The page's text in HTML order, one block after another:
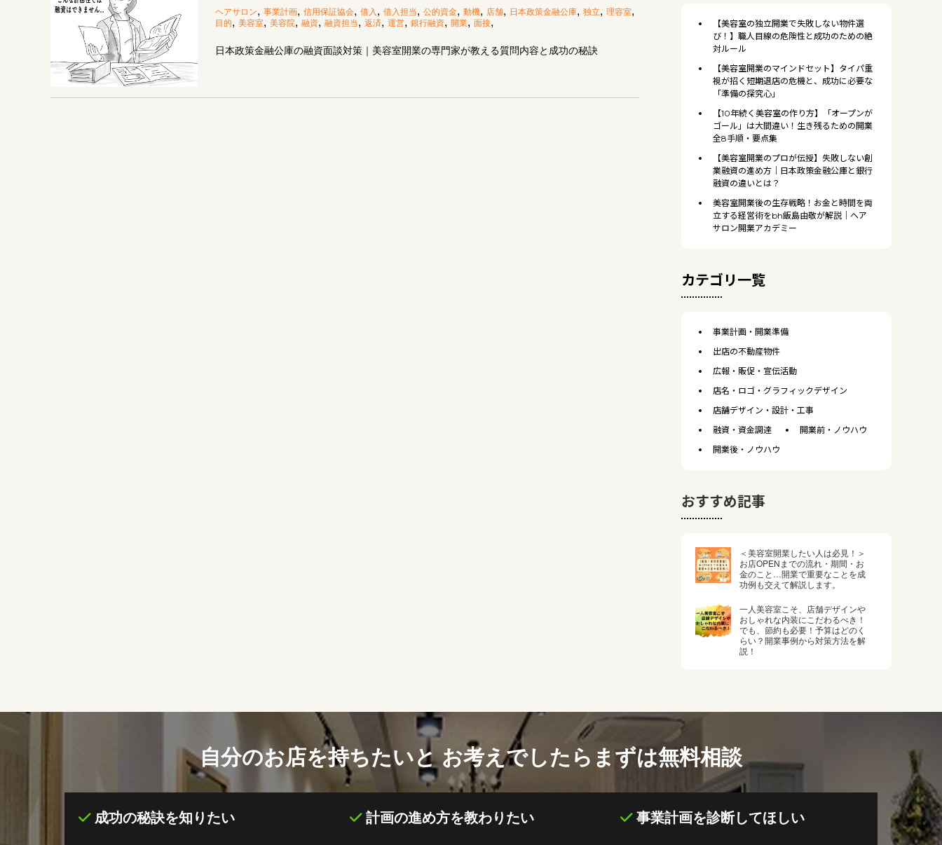
ヘアサロン, 事業計画, 信用保証協会, 借入 , 借入担当, 公的資金, 動機, 店舗, 日本政策金融公庫, 独立, 理容室,
目的, 美容室, 美容院, 融資, 融資担当, 返済, 運営, 銀行融資, 開業, 面接,
日本政策金融公庫の融資面談対策｜美容室開業の専門家が教える質問内容と成功の秘訣
【美容室の独立開業で失敗しない物件選
び！】職人目線の危険性と成功のための絶
対ルール
【美容室開業のマインドセット】タイパ重
視が招く短期退店の危機と、成功に必要な
「準備の探究心」
【10年続く美容室の作り方】「オープンが
ゴール」は大間違い！生き残るための開業
全8手順・要点集
【美容室開業のプロが伝授】失敗しない創
業融資の進め方｜日本政策金融公庫と銀行
融資の違いとは？
美容室開業後の生存戦略！お金と時間を両
立する経営術をbh飯島由敬が解説｜ヘア
サロン開業アカデミー
カテゴリ一覧
事業計画・開業準備
出店の不動産物件
広報・販促・宣伝活動
店名・ロゴ・グラフィックデザイン
店舗デザイン・設計・工事
融資・資金調達
開業前・ノウハウ
開業後・ノウハウ
おすすめ記事
＜美容室開業したい人は必見！＞
お店OPENまでの流れ・期間・お
金のこと…開業で重要なことを成
功例も交えて解説します。
一人美容室こそ、店舗デザインや
おしゃれな内装にこだわるべき！
でも、節約も必要！予算はどのく
らい？開業事例から対策方法を解
説！
自分のお店を持ちたいとお考えでしたらまずは無料相談
成功の秘訣を知りたい 計画の進め方を教わりたい 事業計画を診断してほしい